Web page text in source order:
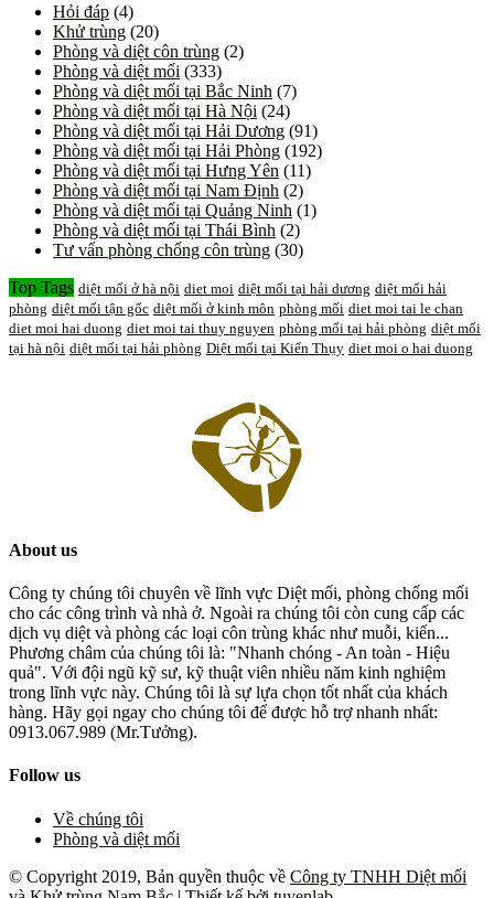
Hỏi đáp (4)
Khử trùng (20)
Phòng và diệt côn trùng (2)
Phòng và diệt mối (333)
Phòng và diệt mối tại Bắc Ninh (7)
Phòng và diệt mối tại Hà Nội (24)
Phòng và diệt mối tại Hải Dương (91)
Phòng và diệt mối tại Hải Phòng (192)
Phòng và diệt mối tại Hưng Yên (11)
Phòng và diệt mối tại Nam Định (2)
Phòng và diệt mối tại Quảng Ninh (1)
Phòng và diệt mối tại Thái Bình (2)
Tư vấn phòng chống côn trùng (30)
Top Tags diệt mối ở hà nội diet moi diệt mối tại hải dương diệt mối hải
phòng diệt mối tận gốc diệt mối ở kinh môn phòng mối diet moi tai le chan
diet moi hai duong diet moi tai thuy nguyen phòng mối tại hải phòng diệt mối
tại hà nội diệt mối tại hải phòng Diệt mối tại Kiến Thụy diet moi o hai duong
About us
Công ty chúng tôi chuyên về lĩnh vực Diệt mối, phòng chống mối
cho các công trình và nhà ở. Ngoài ra chúng tôi còn cung cấp các
dịch vụ diệt và phòng các loại côn trùng khác như muỗi, kiến...
Phương châm của chúng tôi là: "Nhanh chóng - An toàn - Hiệu
quả". Với đội ngũ kỹ sư, kỹ thuật viên nhiều năm kinh nghiệm
trong lĩnh vực này. Chúng tôi là sự lựa chọn tốt nhất của khách
hàng. Hãy gọi ngay cho chúng tôi để được hỗ trợ nhanh nhất:
0913.067.989 (Mr.Tưởng).
Follow us
Về chúng tôi
Phòng và diệt mối
© Copyright 2019, Bản quyền thuộc về Công ty TNHH Diệt mối